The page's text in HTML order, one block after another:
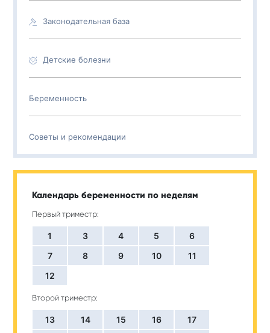
Законодательная база
Детские болезни
Беременность
Советы и рекомендации
Календарь беременности по неделям
Первый триместр:
1 3 4 5
6
7
8 9 10
11
12
Второй триместр:
13 14 15 16
17